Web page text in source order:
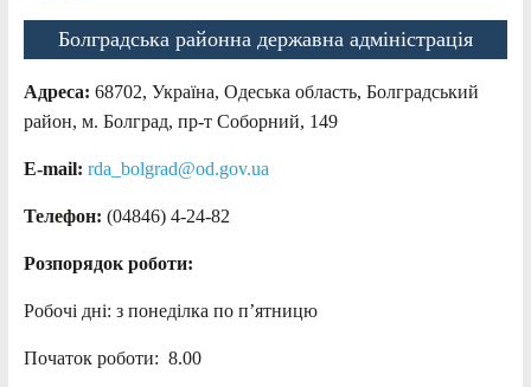
Болградська районна державна адміністрація
Адреса: 68702, Україна, Одеська область, Болградський
район, м. Болград, пр-т Соборний, 149
E-mail: rda_bolgrad@od.gov.ua
Телефон: (04846) 4-24-82
Розпорядок роботи:
Робочі дні: з понеділка по п’ятницю
Початок роботи: 8.00